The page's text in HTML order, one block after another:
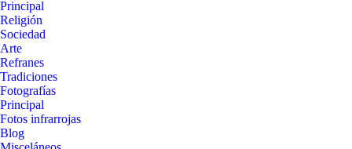
Principal
Religión
Sociedad
Arte
Refranes
Tradiciones
Fotografías
Principal
Fotos infrarrojas
Blog